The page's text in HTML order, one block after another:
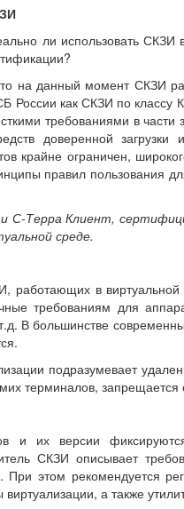
ли использовать
на данный момент СКЗИ
России как СКЗИ по
требованиями в
доверенной загрузки
крайне ограничен,
правил пользования
С-Терра Клиент,
среде.
работающих в
требованиям для
В большинстве
подразумевает
терминалов, запрещается
и их версии
СКЗИ описывает
При этом рекомендуется
виртуализации, а также